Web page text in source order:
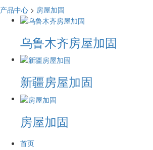
产品中心 > 房屋加固
乌鲁木齐房屋加固
新疆房屋加固
房屋加固
首页